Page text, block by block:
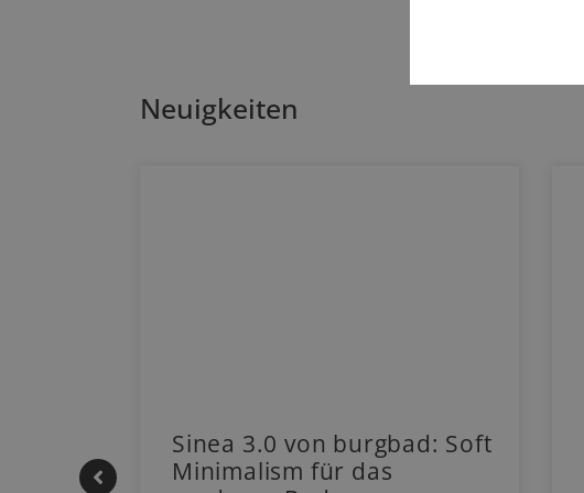
Neuigkeiten
Sinea 3.0 von burgbad: Soft
Minimalism für das